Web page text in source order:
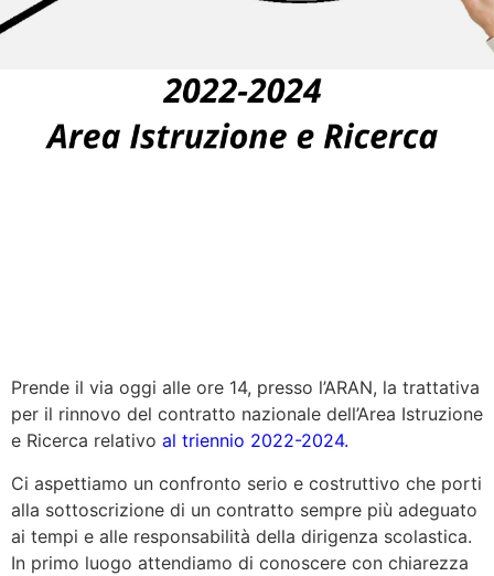
Prende il via oggi alle ore 14, presso l’ARAN, la trattativa
per il rinnovo del contratto nazionale dell’Area Istruzione
e Ricerca relativo al triennio 2022-2024.
Ci aspettiamo un confronto serio e costruttivo che porti
alla sottoscrizione di un contratto sempre più adeguato
ai tempi e alle responsabilità della dirigenza scolastica.
In primo luogo attendiamo di conoscere con chiarezza